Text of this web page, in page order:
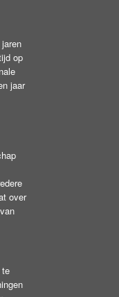
op
jaar
over
te